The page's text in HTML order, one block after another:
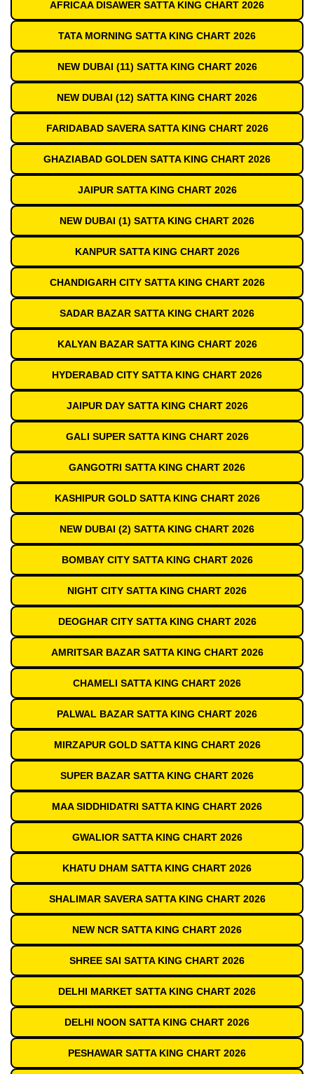
AFRICAA DISAWER SATTA KING CHART 2026
TATA MORNING SATTA KING CHART 2026
NEW DUBAI (11) SATTA KING CHART 2026
NEW DUBAI (12) SATTA KING CHART 2026
FARIDABAD SAVERA SATTA KING CHART 2026
GHAZIABAD GOLDEN SATTA KING CHART 2026
JAIPUR SATTA KING CHART 2026
NEW DUBAI (1) SATTA KING CHART 2026
KANPUR SATTA KING CHART 2026
CHANDIGARH CITY SATTA KING CHART 2026
SADAR BAZAR SATTA KING CHART 2026
KALYAN BAZAR SATTA KING CHART 2026
HYDERABAD CITY SATTA KING CHART 2026
JAIPUR DAY SATTA KING CHART 2026
GALI SUPER SATTA KING CHART 2026
GANGOTRI SATTA KING CHART 2026
KASHIPUR GOLD SATTA KING CHART 2026
NEW DUBAI (2) SATTA KING CHART 2026
BOMBAY CITY SATTA KING CHART 2026
NIGHT CITY SATTA KING CHART 2026
DEOGHAR CITY SATTA KING CHART 2026
AMRITSAR BAZAR SATTA KING CHART 2026
CHAMELI SATTA KING CHART 2026
PALWAL BAZAR SATTA KING CHART 2026
MIRZAPUR GOLD SATTA KING CHART 2026
SUPER BAZAR SATTA KING CHART 2026
MAA SIDDHIDATRI SATTA KING CHART 2026
GWALIOR SATTA KING CHART 2026
KHATU DHAM SATTA KING CHART 2026
SHALIMAR SAVERA SATTA KING CHART 2026
NEW NCR SATTA KING CHART 2026
SHREE SAI SATTA KING CHART 2026
DELHI MARKET SATTA KING CHART 2026
DELHI NOON SATTA KING CHART 2026
PESHAWAR SATTA KING CHART 2026